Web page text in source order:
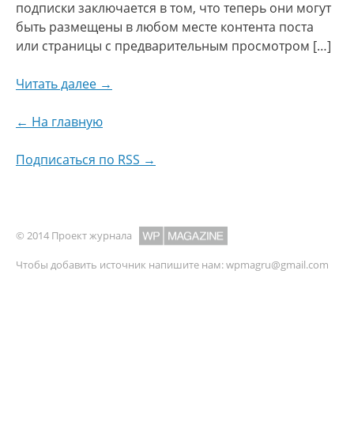
подписки заключается в том, что теперь они могут
быть размещены в любом месте контента поста
или страницы с предварительным просмотром […]
Читать далее →
← На главную
Подписаться по RSS →
© 2014 Проект журнала
Чтобы добавить источник напишите нам:wpmagru@gmail.com